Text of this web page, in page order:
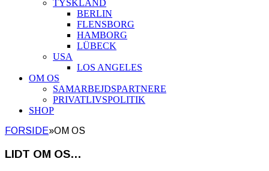
TYSKLAND
BERLIN
FLENSBORG
HAMBORG
LÜBECK
USA
LOS ANGELES
OM OS
SAMARBEJDSPARTNERE
PRIVATLIVSPOLITIK
SHOP
FORSIDE»OM OS
LIDT OM OS…